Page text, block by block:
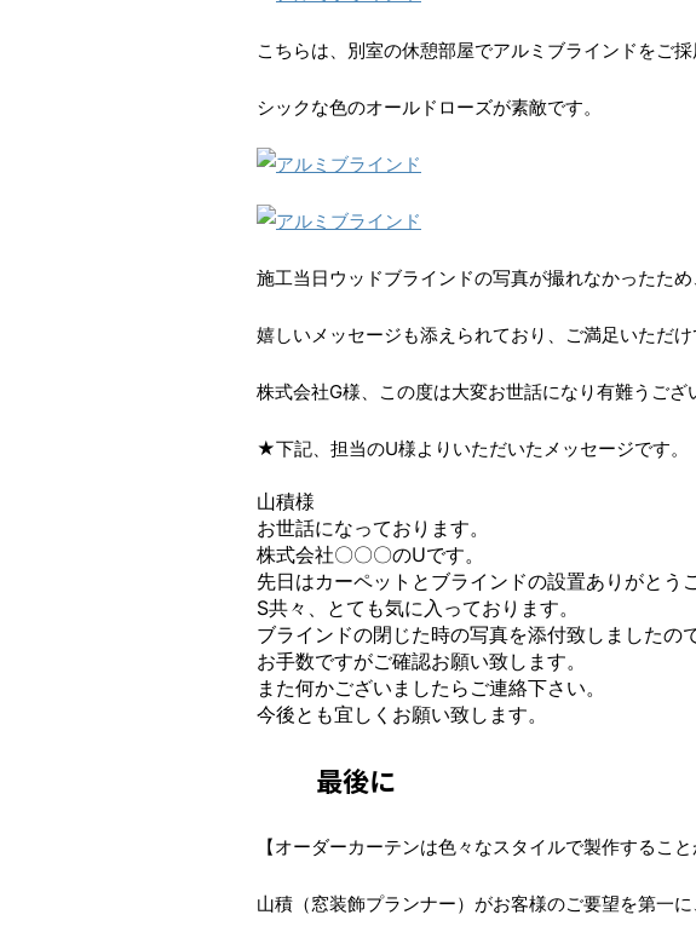
こちらは、別室の休憩部屋でアルミブラインドをご採
シックな色のオールドローズが素敵です。
施工当日ウッドブラインドの写真が撮れなかったた
嬉しいメッセージも添えられており、ご満足いただけ
株式会社G様、この度は大変お世話になり有難うござ
★下記、担当のU様よりいただいたメッセージです。
山積様
お世話になっております。
株式会社〇〇〇のUです。
先日はカーペットとブラインドの設置ありがとう
S共々、とても気に入っております。
ブラインドの閉じた時の写真を添付致しましたの
お手数ですがご確認お願い致します。
また何かございましたらご連絡下さい。
今後とも宜しくお願い致します。
最後に
【オーダーカーテンは色々なスタイルで製作すること
山積（窓装飾プランナー）がお客様のご要望を第一